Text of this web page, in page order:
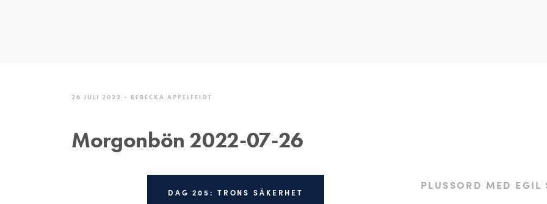
Morgonbön 2022-07-26
DAG 205: TRONS SÄKERHET
PLUSSORD MED EGIL
REBECKA APPELFELDT
26 JULI 2022